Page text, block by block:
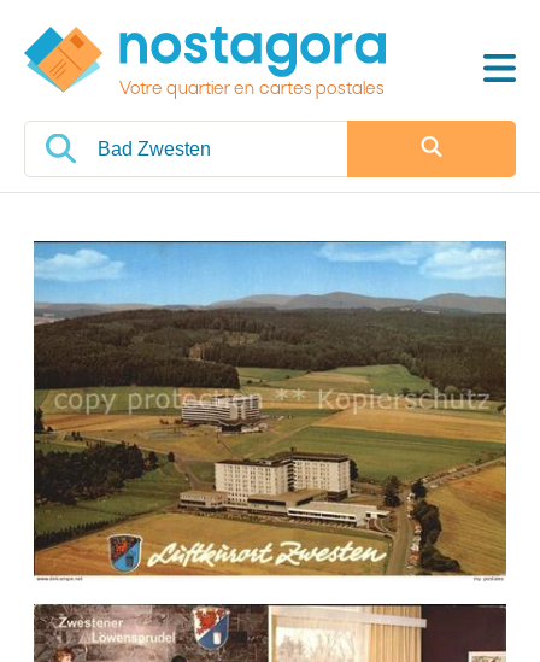
Votre quartier en cartes postales